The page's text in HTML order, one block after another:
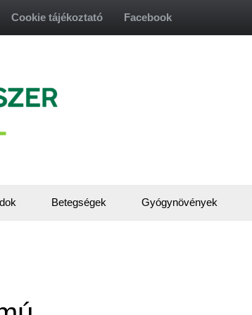
Cookie tájékoztató Facebook
Betegségek Gyógynövények